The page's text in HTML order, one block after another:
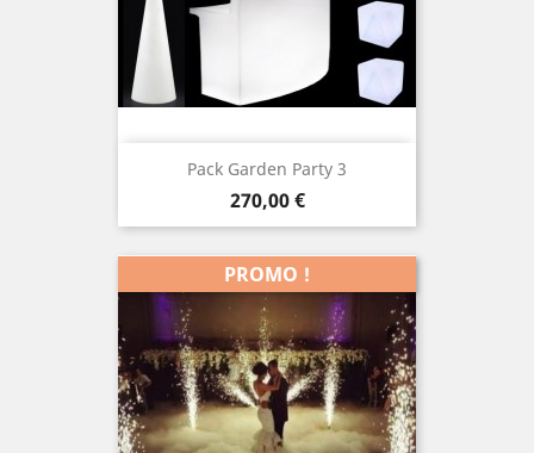
Pack Garden Party 3
Prix
270,00 €
PROMO !